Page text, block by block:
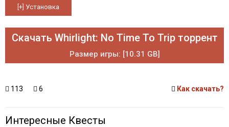
Скачать Whirlight: No Time To Trip торрент
Размер игры: [10.31 GB]
113 6 Как скачать?
Интересные Квесты